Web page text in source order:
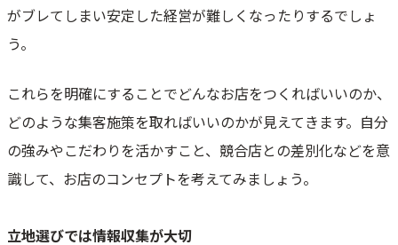
がブレてしまい安定した経営が難しくなったりするでしょ
う。
これらを明確にすることでどんなお店をつくればいいのか、
どのような集客施策を取ればいいのかが見えてきます。自分
の強みやこだわりを活かすこと、競合店との差別化などを意
識して、お店のコンセプトを考えてみましょう。
立地選びでは情報収集が大切